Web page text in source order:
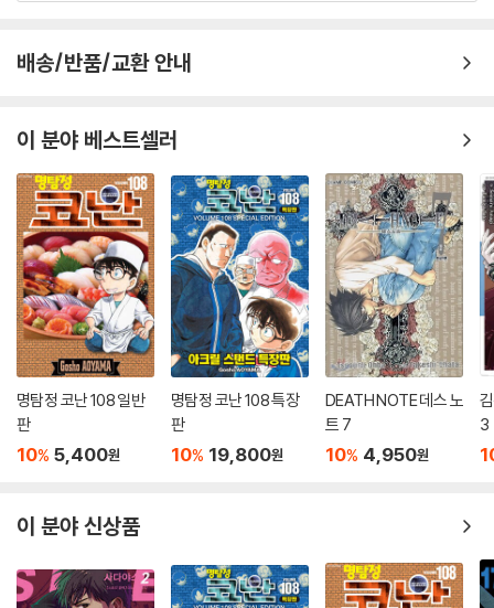
배송/반품/교환 안내
이 분야 베스트셀러
명탐정 코난 108 일반
판
10% 5,400원
명탐정 코난 108 특장
판
10% 19,800원
DEATH NOTE 데스 노
트 7
10% 4,950원
3
이 분야 신상품